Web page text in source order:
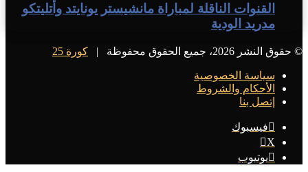
القنوات الناقلة لمباراة مانشيستر يونايتد وأتليتكو
مدريد الودية
© حقوق النشر 2026، جميع الحقوق محفوظة | كورة 25
سياسة الخصوصية
الأحكام والشروط
إتصل بنا
فيسبوك
X
يوتيوب